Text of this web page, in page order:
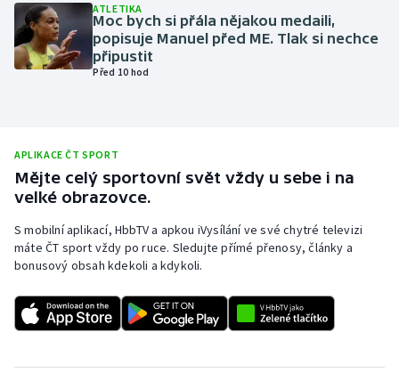
Parasport
Plavání
Rychlobruslení
Short track
Sportovní střelba
ATLETIKA
Moc bych si přála nějakou medaili,
popisuje Manuel před ME. Tlak si nechce
připustit
Před 10 hod
APLIKACE ČT SPORT
Mějte celý sportovní svět vždy u sebe i na
velké obrazovce.
S mobilní aplikací, HbbTV a apkou iVysílání ve své chytré televizi
máte ČT sport vždy po ruce. Sledujte přímé přenosy, články a
bonusový obsah kdekoli a kdykoli.